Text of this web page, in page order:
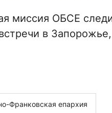
миссия ОБСЕ
в
Франковская епархия